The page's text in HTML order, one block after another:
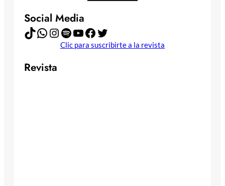
Social Media
TikTok WhatsApp Instagram Spotify YouTube Facebook Twitter
Clic para suscribirte a la revista
Revista